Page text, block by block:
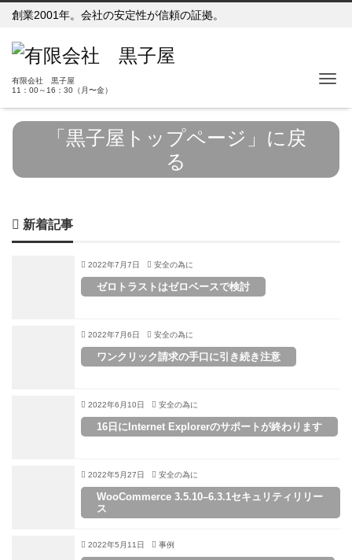
創業2001年。会社の安定性が信頼の証拠。
有限会社 黒子屋
11：00～16：30（月〜金）
「黒子屋トップページ」に戻
る
新着記事
2022年7月7日 安全の為に
ゼロトラストはゼロベースで検討
2022年7月6日 安全の為に
ワンクリック請求の手口に引き続き注意
2022年6月10日 安全の為に
16日にInternet Explorerのサポートが終わります
2022年5月27日 安全の為に
WooCommerce 3.5.10–6.3.1セキュリティリリー
ス
2022年5月11日 事例